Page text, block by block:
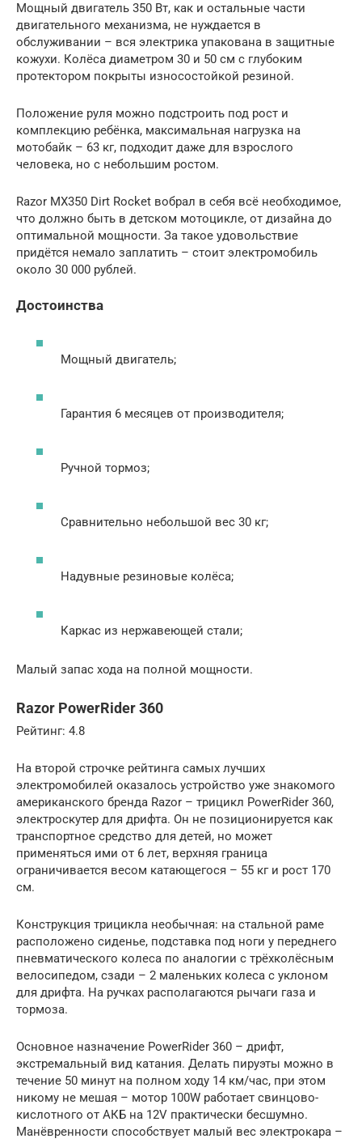
Мощный двигатель 350 Вт, как и остальные части
двигательного механизма, не нуждается в
обслуживании – вся электрика упакована в защитные
кожухи. Колёса диаметром 30 и 50 см с глубоким
протектором покрыты износостойкой резиной.
Положение руля можно подстроить под рост и
комплекцию ребёнка, максимальная нагрузка на
мотобайк – 63 кг, подходит даже для взрослого
человека, но с небольшим ростом.
Razor MX350 Dirt Rocket вобрал в себя всё необходимое,
что должно быть в детском мотоцикле, от дизайна до
оптимальной мощности. За такое удовольствие
придётся немало заплатить – стоит электромобиль
около 30 000 рублей.
Достоинства
Мощный двигатель;
Гарантия 6 месяцев от производителя;
Ручной тормоз;
Сравнительно небольшой вес 30 кг;
Надувные резиновые колёса;
Каркас из нержавеющей стали;
Малый запас хода на полной мощности.
Razor PowerRider 360
Рейтинг: 4.8
На второй строчке рейтинга самых лучших
электромобилей оказалось устройство уже знакомого
американского бренда Razor – трицикл PowerRider 360,
электроскутер для дрифта. Он не позиционируется как
транспортное средство для детей, но может
применяться ими от 6 лет, верхняя граница
ограничивается весом катающегося – 55 кг и рост 170
см.
Конструкция трицикла необычная: на стальной раме
расположено сиденье, подставка под ноги у переднего
пневматического колеса по аналогии с трёхколёсным
велосипедом, сзади – 2 маленьких колеса с уклоном
для дрифта. На ручках располагаются рычаги газа и
тормоза.
Основное назначение PowerRider 360 – дрифт,
экстремальный вид катания. Делать пируэты можно в
течение 50 минут на полном ходу 14 км/час, при этом
никому не мешая – мотор 100W работает свинцово-
кислотного от АКБ на 12V практически бесшумно.
Манёвренности способствует малый вес электрокара –